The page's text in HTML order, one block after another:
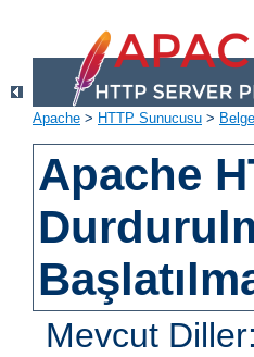
Apache > HTTP Sunucusu >
Apache
Mevcut Diller: